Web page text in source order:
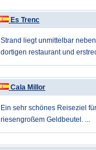
Es Trenc
Strand liegt unmittelbar
dortigen restaurant und
Cala Millor
Ein sehr schönes Reiseziel
riesengroßem Geldbeutel. ...